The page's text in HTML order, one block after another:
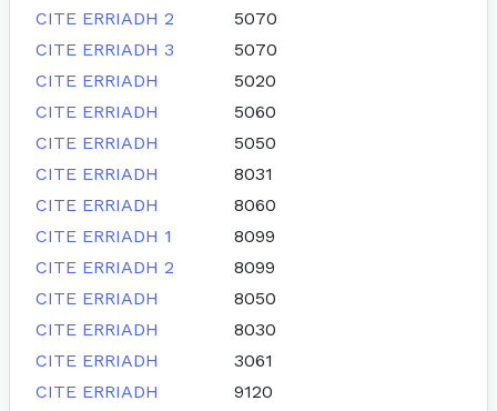
CITE ERRIADH 2
5070
CITE ERRIADH 3
5070
CITE ERRIADH
5020
CITE ERRIADH
5060
CITE ERRIADH
5050
CITE ERRIADH
8031
CITE ERRIADH
8060
CITE ERRIADH 1
8099
CITE ERRIADH 2
8099
CITE ERRIADH
8050
CITE ERRIADH
8030
CITE ERRIADH
3061
CITE ERRIADH
9120